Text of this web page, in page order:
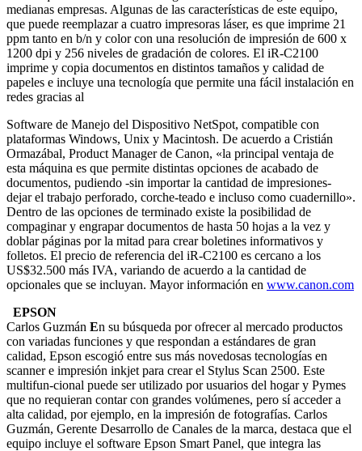
medianas empresas. Algunas de las características de este equipo,
que puede reemplazar a cuatro impresoras láser, es que imprime 21
ppm tanto en b/n y color con una resolución de impresión de 600 x
1200 dpi y 256 niveles de gradación de colores. El iR-C2100
imprime y copia documentos en distintos tamaños y calidad de
papeles e incluye una tecnología que permite una fácil instalación en
redes gracias al
Software de Manejo del Dispositivo NetSpot, compatible con
plataformas Windows, Unix y Macintosh. De acuerdo a Cristián
Ormazábal, Product Manager de Canon, «la principal ventaja de
esta máquina es que permite distintas opciones de acabado de
documentos, pudiendo -sin importar la cantidad de impresiones-
dejar el trabajo perforado, corche-teado e incluso como cuadernillo».
Dentro de las opciones de terminado existe la posibilidad de
compaginar y engrapar documentos de hasta 50 hojas a la vez y
doblar páginas por la mitad para crear boletines informativos y
folletos. El precio de referencia del iR-C2100 es cercano a los
US$32.500 más IVA, variando de acuerdo a la cantidad de
opcionales que se incluyan. Mayor información en www.canon.com
EPSON
Carlos Guzmán En su búsqueda por ofrecer al mercado productos
con variadas funciones y que respondan a estándares de gran
calidad, Epson escogió entre sus más novedosas tecnologías en
scanner e impresión inkjet para crear el Stylus Scan 2500. Este
multifun-cional puede ser utilizado por usuarios del hogar y Pymes
que no requieran contar con grandes volúmenes, pero sí acceder a
alta calidad, por ejemplo, en la impresión de fotografías. Carlos
Guzmán, Gerente Desarrollo de Canales de la marca, destaca que el
equipo incluye el software Epson Smart Panel, que integra las